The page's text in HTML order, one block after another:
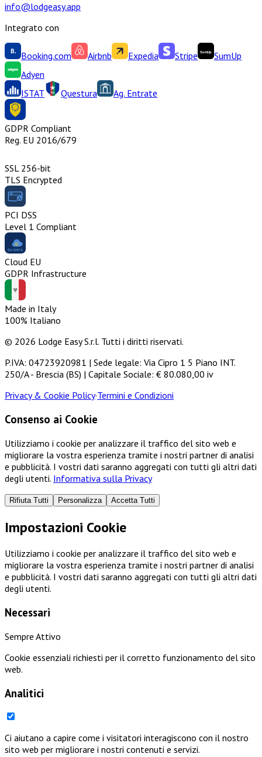
info@lodgeasy.app
Integrato con
Booking.com Airbnb Expedia Stripe
SumUp
Adyen
ISTAT
Questura Ag. Entrate
GDPR Compliant
Reg. EU 2016/679
SSL 256-bit
TLS Encrypted
PCI DSS
Level 1 Compliant
Cloud EU
GDPR Infrastructure
Made in Italy
100% Italiano
© 2026 Lodge Easy S.r.l. Tutti i diritti riservati.
P.IVA: 04723920981 | Sede legale: Via Cipro 1 5 Piano INT.
250/A - Brescia (BS) | Capitale Sociale: € 80.080,00 iv
Privacy & Cookie Policy·Termini e Condizioni
Consenso ai Cookie
Utilizziamo i cookie per analizzare il traffico del sito web e
migliorare la vostra esperienza tramite i nostri partner di analisi
e pubblicità. I vostri dati saranno aggregati con tutti gli altri dati
degli utenti. Informativa sulla Privacy
Rifiuta Tutti Personalizza Accetta Tutti
Impostazioni Cookie
Utilizziamo i cookie per analizzare il traffico del sito web e
migliorare la vostra esperienza tramite i nostri partner di analisi
e pubblicità. I vostri dati saranno aggregati con tutti gli altri dati
degli utenti.
Necessari
Sempre Attivo
Cookie essenziali richiesti per il corretto funzionamento del sito
web.
Analitici
Ci aiutano a capire come i visitatori interagiscono con il nostro
sito web per migliorare i nostri contenuti e servizi.